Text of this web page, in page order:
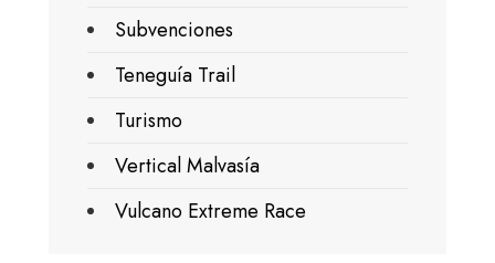
Subvenciones
Teneguía Trail
Turismo
Vertical Malvasía
Vulcano Extreme Race